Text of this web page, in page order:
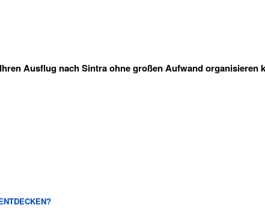
Ausflug nach Sintra ohne großen Aufwand organisieren